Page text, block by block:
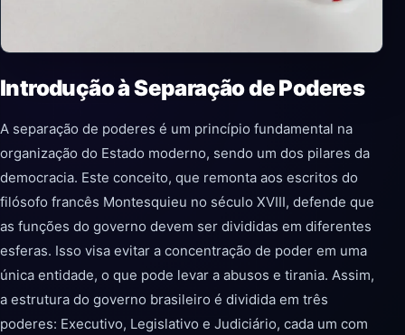
Introdução à Separação de Poderes
A separação de poderes é um princípio fundamental na
organização do Estado moderno, sendo um dos pilares da
democracia. Este conceito, que remonta aos escritos do
filósofo francês Montesquieu no século XVIII, defende que
as funções do governo devem ser divididas em diferentes
esferas. Isso visa evitar a concentração de poder em uma
única entidade, o que pode levar a abusos e tirania. Assim,
a estrutura do governo brasileiro é dividida em três
poderes: Executivo, Legislativo e Judiciário, cada um com